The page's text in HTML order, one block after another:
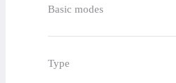
Basic modes
Type